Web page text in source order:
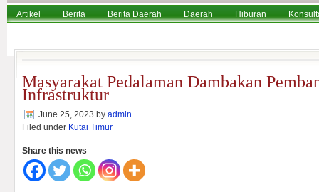
Artikel Berita Berita Daerah Daerah Hiburan
Masyarakat Pedalaman Dambakan
Infrastruktur
June 25, 2023 by admin
Filed under Kutai Timur
Share this news